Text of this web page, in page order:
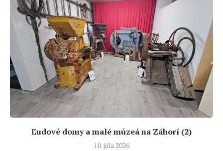
Ľudové domy a malé múzeá na Záhorí (2)
10. júla 2026